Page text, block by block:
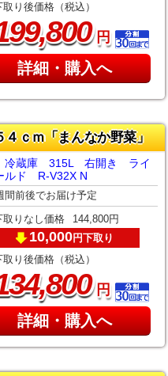
取り後価格（税込）
,800円
詳細・購入へ
ｃｍ「まんなか野菜」
冷蔵庫 315L 右開き ライ
ルド R-V32X N
間前後でお届け予定
取りなし価格 144,800円
10,000円下取り
取り後価格（税込）
,800円
詳細・購入へ